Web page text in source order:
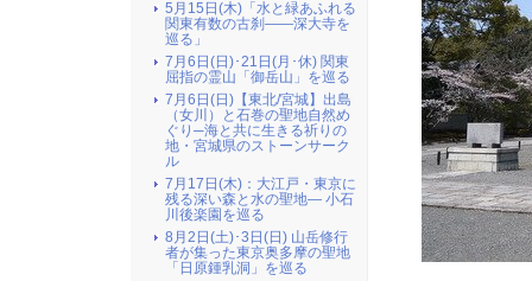
5月15日(木)「水と緑あふれる
関東有数の古刹――深大寺を
巡る」
7月6日(日)･21日(月･休) 関東
屈指の霊山「御岳山」を巡る
7月6日(日)【東北/宮城】出島
（女川）と石巻の聖地自然め
ぐり─海と共に生きる祈りの
地・宮城県のストーンサーク
ル
7月17日(木)：大江戸・東京に
残る深い森と水の聖地― 小石
川後楽園を巡る
8月2日(土)･3日(日) 山岳修行
者が集った東京奥多摩の聖地
「日原鍾乳洞」を巡る